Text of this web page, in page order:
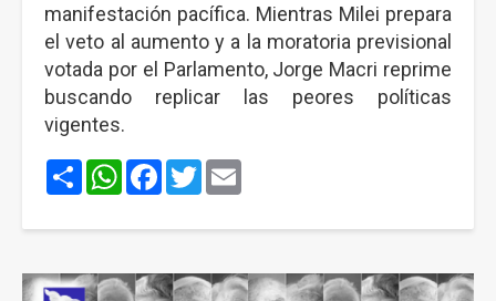
manifestación pacífica. Mientras Milei prepara
el veto al aumento y a la moratoria previsional
votada por el Parlamento, Jorge Macri reprime
buscando replicar las peores políticas
vigentes.
ShareWhatsApp
Facebook
Twitter